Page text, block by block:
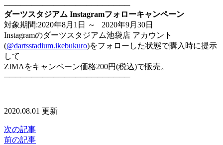
───────────────────────
ダーツスタジアム Instagramフォローキャンペーン
対象期間:2020年8月1日 ～ 2020年9月30日
Instagramのダーツスタジアム池袋店 アカウント
(@dartsstadium.ikebukuro)をフォローした状態で購入時に提示
して
ZIMAをキャンペーン価格200円(税込)で販売。
───────────────────────
2020.08.01 更新
次の記事
前の記事